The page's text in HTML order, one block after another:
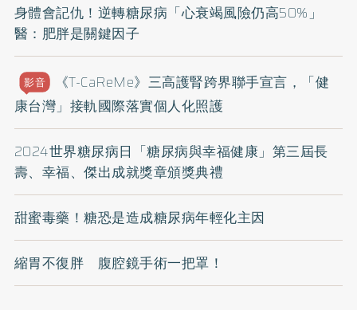
身體會記仇！逆轉糖尿病「心衰竭風險仍高50%」
醫：肥胖是關鍵因子
影音
《T-CaReMe》三高護腎跨界聯手宣言，「健
康台灣」接軌國際落實個人化照護
2024世界糖尿病日「糖尿病與幸福健康」第三屆長
壽、幸福、傑出成就獎章頒獎典禮
甜蜜毒藥！糖恐是造成糖尿病年輕化主因
縮胃不復胖 腹腔鏡手術一把罩！